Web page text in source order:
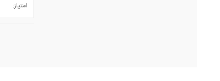
امتیاز: